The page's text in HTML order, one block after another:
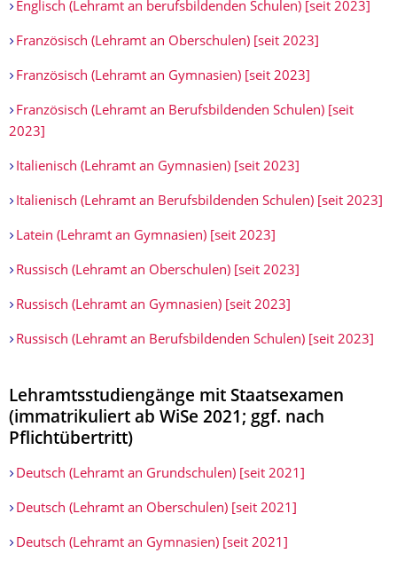
Englisch (Lehramt an berufsbildenden Schulen) [seit 2023]
Französisch (Lehramt an Oberschulen) [seit 2023]
Französisch (Lehramt an Gymnasien) [seit 2023]
Französisch (Lehramt an Berufsbildenden Schulen) [seit
2023]
Italienisch (Lehramt an Gymnasien) [seit 2023]
Italienisch (Lehramt an Berufsbildenden Schulen) [seit 2023]
Latein (Lehramt an Gymnasien) [seit 2023]
Russisch (Lehramt an Oberschulen) [seit 2023]
Russisch (Lehramt an Gymnasien) [seit 2023]
Russisch (Lehramt an Berufsbildenden Schulen) [seit 2023]
Lehramtsstudiengänge mit Staatsexamen
(immatrikuliert ab WiSe 2021; ggf. nach
Pflichtübertritt)
Deutsch (Lehramt an Grundschulen) [seit 2021]
Deutsch (Lehramt an Oberschulen) [seit 2021]
Deutsch (Lehramt an Gymnasien) [seit 2021]